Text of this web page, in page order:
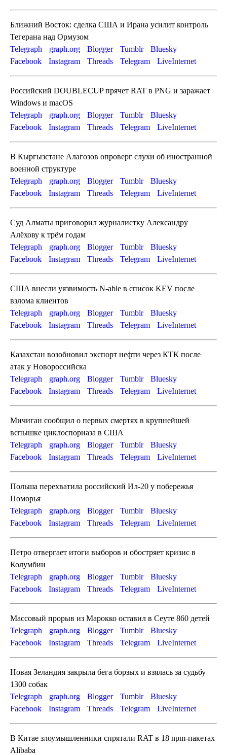
Ближний Восток: сделка США и Ирана усилит контроль
Тегерана над Ормузом
Telegraph
graph.org Blogger Tumblr
Bluesky
Facebook
Instagram Threads Telegram LiveInternet
Российский DOUBLECUP прячет RAT в PNG и заражает
Windows и macOS
Telegraph
graph.org Blogger Tumblr
Bluesky
Facebook
Instagram Threads Telegram LiveInternet
В Кыргызстане Алагозов опроверг слухи об иностранной
военной структуре
Telegraph
graph.org Blogger Tumblr
Bluesky
Facebook
Instagram Threads Telegram LiveInternet
Суд Алматы приговорил журналистку Александру
Алёхову к трём годам
Telegraph
graph.org Blogger Tumblr
Bluesky
Facebook
Instagram Threads Telegram LiveInternet
США внесли уязвимость N-able в список KEV после
взлома клиентов
Telegraph
graph.org Blogger Tumblr
Bluesky
Facebook
Instagram Threads Telegram LiveInternet
Казахстан возобновил экспорт нефти через КТК после
атак у Новороссийска
Telegraph
graph.org Blogger Tumblr
Bluesky
Facebook
Instagram Threads Telegram LiveInternet
Мичиган сообщил о первых смертях в крупнейшей
вспышке циклоспориаза в США
Telegraph
graph.org Blogger Tumblr
Bluesky
Facebook
Instagram Threads Telegram LiveInternet
Польша перехватила российский Ил-20 у побережья
Поморья
Telegraph
graph.org Blogger Tumblr
Bluesky
Facebook
Instagram Threads Telegram LiveInternet
Петро отвергает итоги выборов и обостряет кризис в
Колумбии
Telegraph
graph.org Blogger Tumblr
Bluesky
Facebook
Instagram Threads Telegram LiveInternet
Массовый прорыв из Марокко оставил в Сеуте 860 детей
Telegraph
graph.org Blogger Tumblr
Bluesky
Facebook
Instagram Threads Telegram LiveInternet
Новая Зеландия закрыла бега борзых и взялась за судьбу
1300 собак
Telegraph
graph.org Blogger Tumblr
Bluesky
Facebook
Instagram Threads Telegram LiveInternet
В Китае злоумышленники спрятали RAT в 18 npm-пакетах
Alibaba